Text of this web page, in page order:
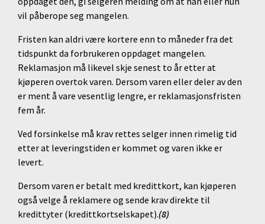
vil påberope seg mangelen.
Fristen kan aldri være kortere enn to måneder fra det
tidspunkt da forbrukeren oppdaget mangelen.
Reklamasjon må likevel skje senest to år etter at
kjøperen overtok varen. Dersom varen eller deler av den
er ment å vare vesentlig lengre, er reklamasjonsfristen
fem år.
Ved forsinkelse må krav rettes selger innen rimelig tid
etter at leveringstiden er kommet og varen ikke er
levert.
Dersom varen er betalt med kredittkort, kan kjøperen
også velge å reklamere og sende krav direkte til
kredittyter (kredittkortselskapet).(8)